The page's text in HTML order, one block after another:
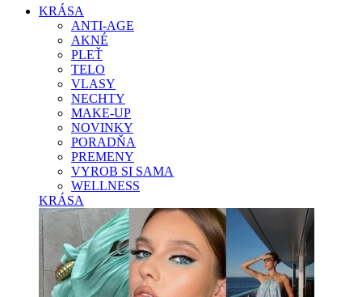
KRÁSA
ANTI-AGE
AKNÉ
PLEŤ
TELO
VLASY
NECHTY
MAKE-UP
NOVINKY
PORADŇA
PREMENY
VYROB SI SAMA
WELLNESS
KRÁSA